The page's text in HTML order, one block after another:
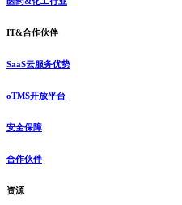
IT&合作伙伴
SaaS云服务优势
oTMS开放平台
安全保障
合作伙伴
资源